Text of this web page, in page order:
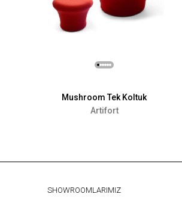
Mushroom Tek Koltuk
Artifort
SHOWROOMLARIMIZ